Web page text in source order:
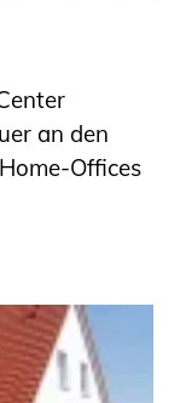
an den
Offices